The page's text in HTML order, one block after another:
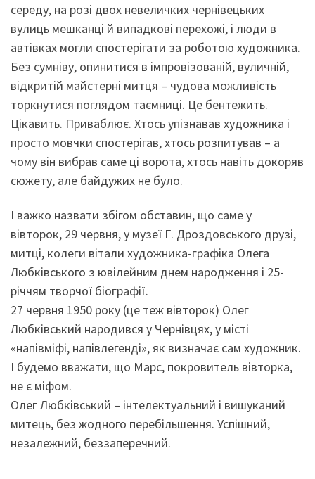
середу, на розі двох невеличких чернівецьких
вулиць мешканці й випадкові перехожі, і люди в
автівках могли спостерігати за роботою художника.
Без сумніву, опинитися в імпровізованій, вуличній,
відкритій майстерні митця – чудова можливість
торкнутися поглядом таємниці. Це бентежить.
Цікавить. Приваблює. Хтось упізнавав художника і
просто мовчки спостерігав, хтось розпитував – а
чому він вибрав саме ці ворота, хтось навіть докоряв
сюжету, але байдужих не було.
І важко назвати збігом обставин, що саме у
вівторок, 29 червня, у музеї Г. Дроздовського друзі,
митці, колеги вітали художника-графіка Олега
Любківського з ювілейним днем народження і 25-
річчям творчої біографії.
27 червня 1950 року (це теж вівторок) Олег
Любківський народився у Чернівцях, у місті
«напівміфі, напівлегенді», як визначає сам художник.
І будемо вважати, що Марс, покровитель вівторка,
не є міфом.
Олег Любківський – інтелектуальний і вишуканий
митець, без жодного перебільшення. Успішний,
незалежний, беззаперечний.